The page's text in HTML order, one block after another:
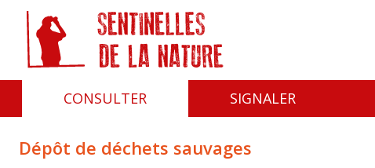
CONSULTER SIGNALER
Dépôt de déchets sauvages
Panneau de gestion des cookies